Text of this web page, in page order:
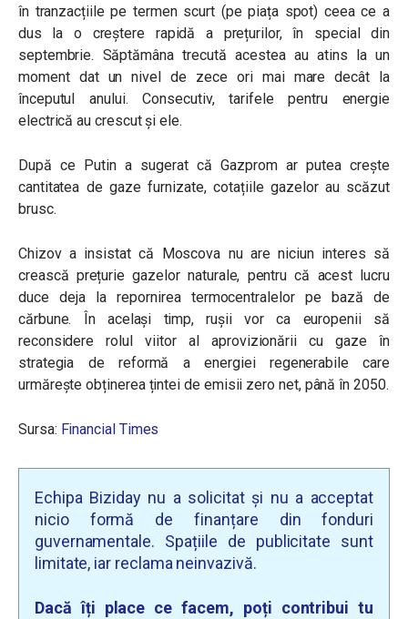
în tranzacțiile pe termen scurt (pe piața spot) ceea ce a
dus la o creștere rapidă a prețurilor, în special din
septembrie. Săptămâna trecută acestea au atins la un
moment dat un nivel de zece ori mai mare decât la
începutul anului. Consecutiv, tarifele pentru energie
electrică au crescut și ele.
După ce Putin a sugerat că Gazprom ar putea crește
cantitatea de gaze furnizate, cotațiile gazelor au scăzut
brusc.
Chizov a insistat că Moscova nu are niciun interes să
crească prețurie gazelor naturale, pentru că acest lucru
duce deja la repornirea termocentralelor pe bază de
cărbune. În același timp, rușii vor ca europenii să
reconsidere rolul viitor al aprovizionării cu gaze în
strategia de reformă a energiei regenerabile care
urmărește obținerea țintei de emisii zero net, până în 2050.
Sursa: Financial Times
Echipa Biziday nu a solicitat și nu a acceptat
nicio formă de finanțare din fonduri
guvernamentale. Spațiile de publicitate sunt
limitate, iar reclama neinvazivă.
Dacă îți place ce facem, poți contribui tu